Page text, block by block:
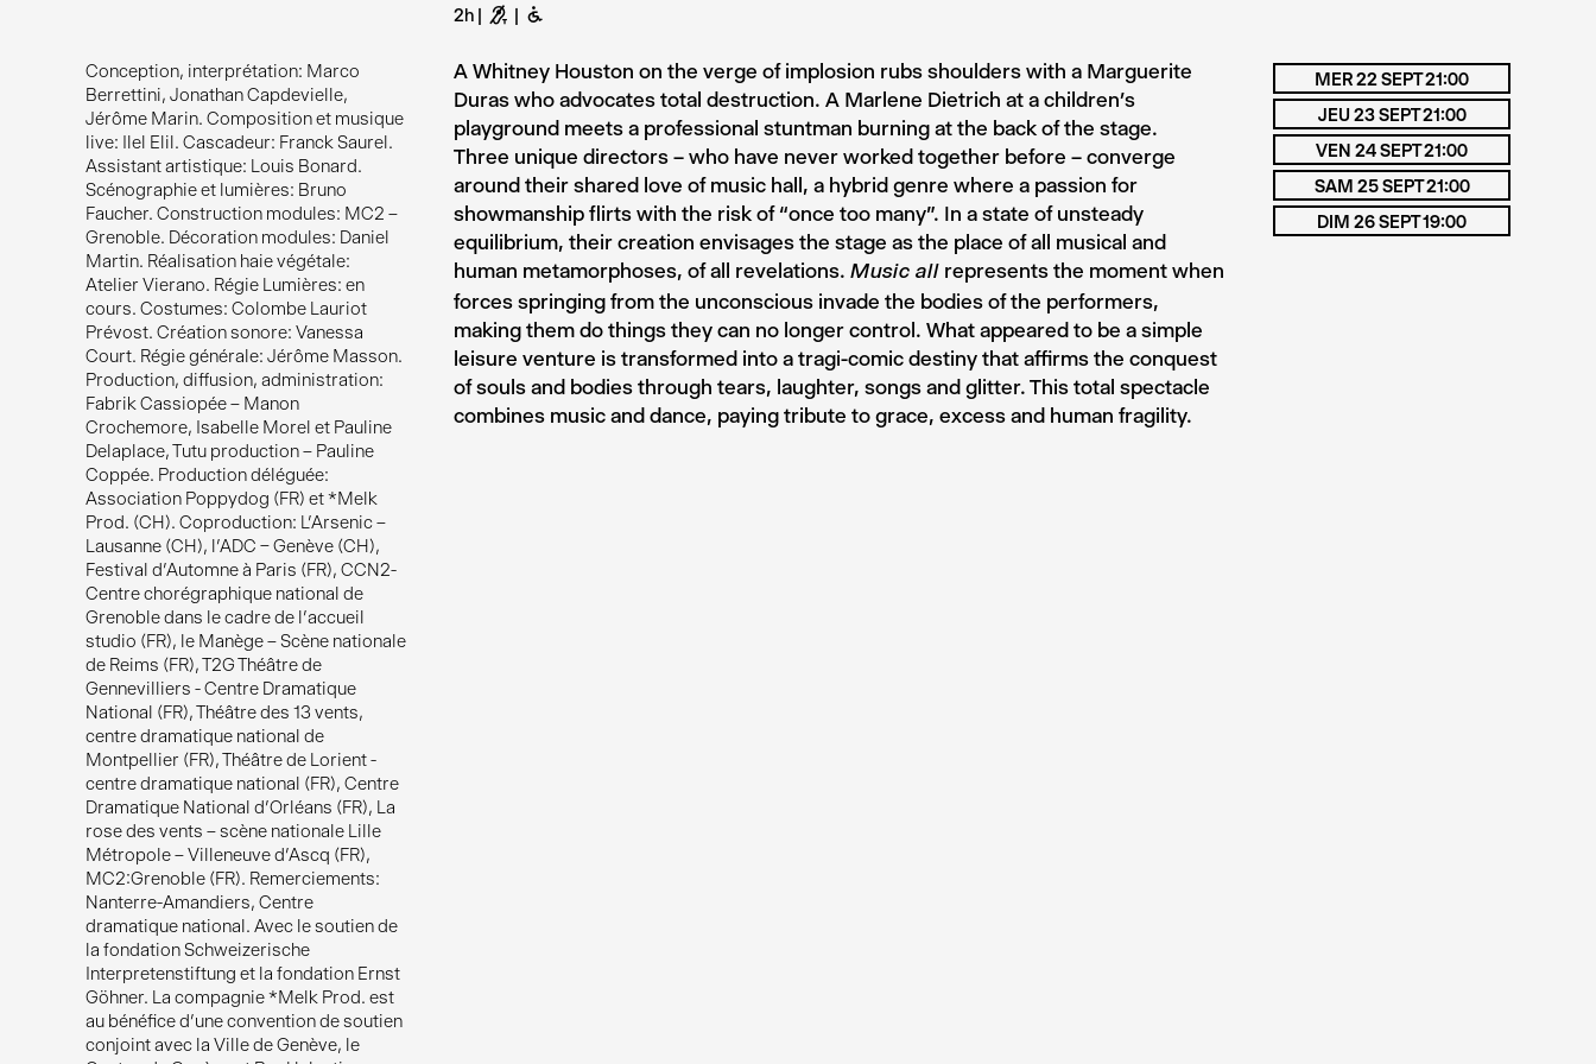
2h G B
Conception, interprétation: Marco
Berrettini, Jonathan Capdevielle,
Jérôme Marin. Composition et musique
live: Ilel Elil. Cascadeur: Franck Saurel.
Assistant artistique: Louis Bonard.
Scénographie et lumières: Bruno
Faucher. Construction modules: MC2 –
Grenoble. Décoration modules: Daniel
Martin. Réalisation haie végétale:
Atelier Vierano. Régie Lumières: en
cours. Costumes: Colombe Lauriot
Prévost. Création sonore: Vanessa
Court. Régie générale: Jérôme Masson.
Production, diffusion, administration:
Fabrik Cassiopée – Manon
Crochemore, Isabelle Morel et Pauline
Delaplace, Tutu production – Pauline
Coppée. Production déléguée:
Association Poppydog (FR) et *Melk
Prod. (CH). Coproduction: L’Arsenic –
Lausanne (CH), l’ADC – Genève (CH),
Festival d’Automne à Paris (FR), CCN2-
Centre chorégraphique national de
Grenoble dans le cadre de l’accueil
studio (FR), le Manège – Scène nationale
de Reims (FR), T2G Théâtre de
Gennevilliers - Centre Dramatique
National (FR), Théâtre des 13 vents,
centre dramatique national de
Montpellier (FR), Théâtre de Lorient -
centre dramatique national (FR), Centre
Dramatique National d’Orléans (FR), La
rose des vents – scène nationale Lille
Métropole – Villeneuve d’Ascq (FR),
MC2:Grenoble (FR). Remerciements:
Nanterre-Amandiers, Centre
dramatique national. Avec le soutien de
la fondation Schweizerische
Interpretenstiftung et la fondation Ernst
Göhner. La compagnie *Melk Prod. est
au bénéfice d’une convention de soutien
conjoint avec la Ville de Genève, le
A Whitney Houston on the verge of implosion rubs shoulders with a Marguerite
Duras who advocates total destruction. A Marlene Dietrich at a children’s
playground meets a professional stuntman burning at the back of the stage.
Three unique directors – who have never worked together before – converge
around their shared love of music hall, a hybrid genre where a passion for
showmanship flirts with the risk of “once too many”. In a state of unsteady
equilibrium, their creation envisages the stage as the place of all musical and
human metamorphoses, of all revelations. Music all represents the moment when
forces springing from the unconscious invade the bodies of the performers,
making them do things they can no longer control. What appeared to be a simple
leisure venture is transformed into a tragi-comic destiny that affirms the conquest
of souls and bodies through tears, laughter, songs and glitter. This total spectacle
combines music and dance, paying tribute to grace, excess and human fragility.
MER 22 SEPT 21:00
JEU 23 SEPT 21:00
VEN 24 SEPT 21:00
SAM 25 SEPT 21:00
DIM 26 SEPT 19:00